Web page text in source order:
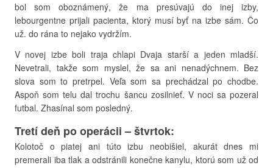
bol som oboznámený, že ma presúvajú do inej izby,
lebourgentne prijali pacienta, ktorý musí byť na izbe sám. Čo
už. do rána to nejako vydržím.
V novej izbe boli traja chlapi Dvaja starší a jeden mladší.
Nevetrali, takže som myslel, že sa ani nenadýchnem. Bez
slova som to pretrpel. Veľa som sa prechádzal po chodbe.
Aspoň som telu dal trochu šancu zosilnieť. V noci sa pozeral
futbal. Zhasínal som posledný.
Tretí deň po operácii– štvrtok:
Kolotoč o piatej ani túto izbu neobišiel, akurát dnes mi
premerali iba tlak a odstránili konečne kanylu, ktorú som už od